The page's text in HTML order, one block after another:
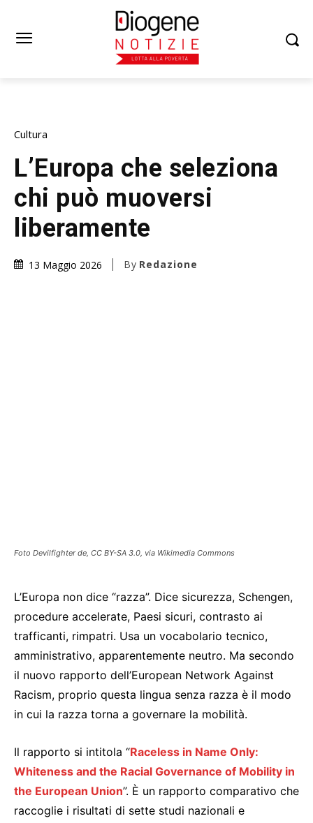
Cultura
L’Europa che seleziona
chi può muoversi
liberamente
13 Maggio 2026 By Redazione
Foto Devilfighter de, CC BY-SA 3.0, via Wikimedia Commons
L’Europa non dice “razza”. Dice sicurezza, Schengen,
procedure accelerate, Paesi sicuri, contrasto ai
trafficanti, rimpatri. Usa un vocabolario tecnico,
amministrativo, apparentemente neutro. Ma secondo
il nuovo rapporto dell’European Network Against
Racism, proprio questa lingua senza razza è il modo
in cui la razza torna a governare la mobilità.
Il rapporto si intitola “Raceless in Name Only:
Whiteness and the Racial Governance of Mobility in
the European Union”. È un rapporto comparativo che
raccoglie i risultati di sette studi nazionali e